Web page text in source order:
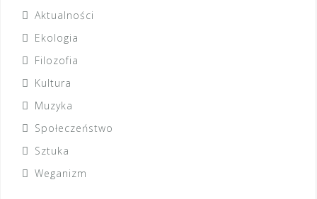
Aktualności
Ekologia
Filozofia
Kultura
Muzyka
Społeczeństwo
Sztuka
Weganizm